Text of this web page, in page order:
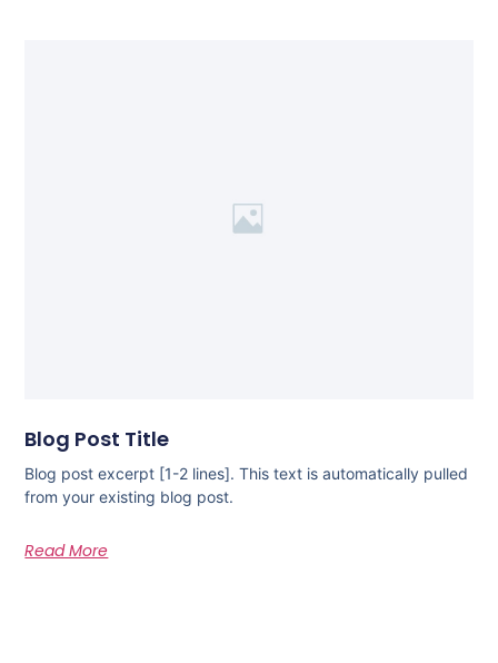
Blog Post Title
Blog post excerpt [1-2 lines]. This text is automatically pulled
from your existing blog post.
Read More